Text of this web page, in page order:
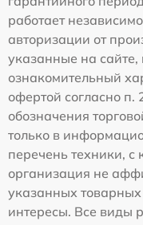
работает
авторизации от
указанные на сайте,
ознакомительный
офертой согласно
обозначения
только в
перечень техники,
организация не
указанных товарных
интересы. Все виды